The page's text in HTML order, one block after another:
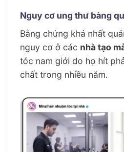
Nguy cơ ung thư bàng
Bằng chứng khá nhất
nguy cơ ở các nhà tạo
tóc nam giới do họ hít
chất trong nhiều năm.